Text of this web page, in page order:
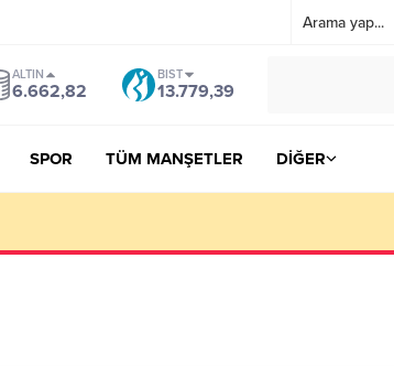
ALTIN
6.662,82
BIST
13.779,39
SPOR TÜM MANŞETLER DİĞER